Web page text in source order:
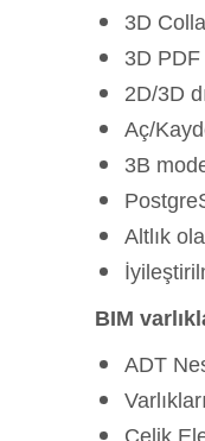
3D
3D PDF
2D/3D
Aç/
3B
Altlık
BIM
ADT
Çelik